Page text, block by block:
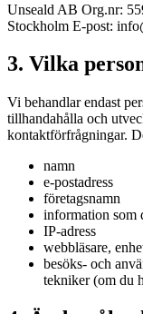
Unseald AB Org.nr:
Stockholm E-post:
3. Vilka
Vi behandlar endast
tillhandahålla och
kontaktförfrågningar.
namn
e-postadress
företagsnamn
information som
IP-adress
webbläsare,
besöks- och
tekniker (om du